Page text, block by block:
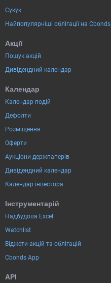
Сукук
Найпопулярніші облігації на Cbonds
Акції
Пошук акцій
Дивідендний календар
Календар
Календар подій
Дефолти
Розміщення
Оферти
Аукціони держпаперів
Дивідендний календар
Календар інвестора
Інструментарій
Надбудова Excel
Watchlist
Віджети акцій та облігацій
Cbonds App
API